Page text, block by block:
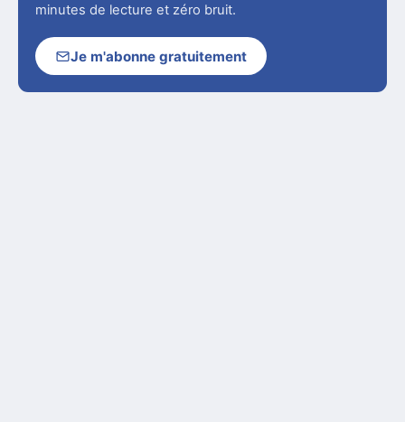
minutes de lecture et zéro bruit.
Je m'abonne gratuitement